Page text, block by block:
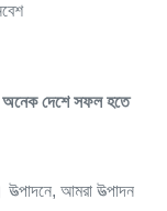
অনেক দেশে সফল হতে
আমরা উত্পাদন